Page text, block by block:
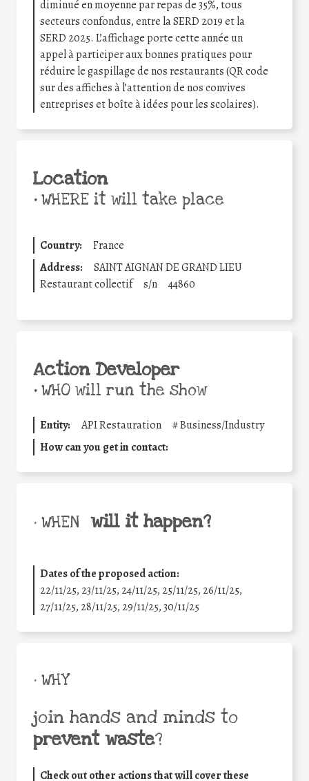
diminué en moyenne par repas de 35%, tous
secteurs confondus, entre la SERD 2019 et la
SERD 2025. L’affichage porte cette année un
appel à participer aux bonnes pratiques pour
réduire le gaspillage de nos restaurants (QR code
sur des affiches à l’attention de nos convives
entreprises et boîte à idées pour les scolaires).
Location
•WHERE it will take place
Country:
France
Address:
SAINT AIGNAN DE GRAND LIEU
Restaurant collectif
s/n 44860
Action Developer
•WHO will run the show
Entity: API Restauration #Business/Industry
How can you get in contact:
• WHEN will it happen?
Dates of the proposed action:
22/11/25, 23/11/25, 24/11/25, 25/11/25, 26/11/25,
27/11/25, 28/11/25, 29/11/25,30/11/25
• WHY
join hands and minds to
prevent waste?
Check out other actions that will cover these